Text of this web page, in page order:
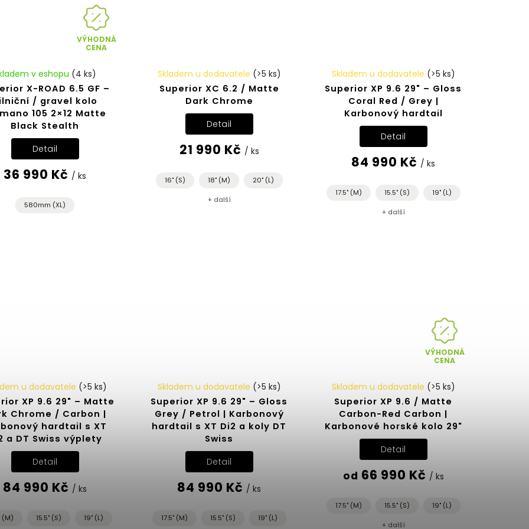
VÝHODNÁ
CENA
X-ROAD 6.5 GF –
/ gravel kolo
105 2×12 Matte
Black Stealth
v eshopu (4 ks)
36 990 Kč / ks
Detail
580mm (XL)
Superior XC 6.2 / Matte
Dark Chrome
Skladem u dodavatele (>5 ks)
21 990 Kč / ks
Detail
16" (S) 18" (M) 20" (L)
+ další
Superior XP 9.6 29" – Gloss
Coral Red / Grey |
Karbonový hardtail
Skladem u dodavatele (>5 ks)
84 990 Kč / ks
Detail
17.5" (M) 15.5" (S) 19" (L)
+ další
XP 9.6 29" – Matte
Chrome / Carbon |
hardtail s XT
a DT Swiss výplety
u dodavatele (>5 ks)
84 990 Kč / ks
Detail
(M) 15.5" (S) 19" (L)
Superior XP 9.6 29" – Gloss
Grey / Petrol | Karbonový
hardtail s XT Di2 a koly DT
Swiss
Skladem u dodavatele (>5 ks)
84 990 Kč / ks
Detail
17.5" (M) 15.5" (S) 19" (L)
VÝHODNÁ
CENA
Superior XP 9.6 / Matte
Carbon-Red Carbon |
Karbonové horské kolo 29"
Skladem u dodavatele (>5 ks)
od 66 990 Kč / ks
Detail
17.5" (M) 15.5" (S) 19" (L)
+ další